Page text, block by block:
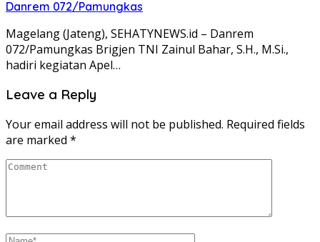
Danrem 072/Pamungkas
Magelang (Jateng), SEHATYNEWS.id – Danrem
072/Pamungkas Brigjen TNI Zainul Bahar, S.H., M.Si.,
hadiri kegiatan Apel…
Leave a Reply
Your email address will not be published. Required fields
are marked *